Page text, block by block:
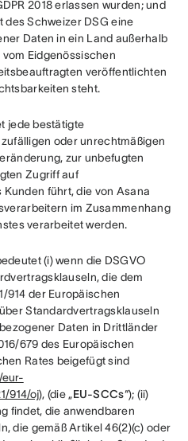
2018 erlassen wurden; und
des Schweizer DSG eine
Daten in ein Land außerhalb
Eidgenössischen
veröffentlichten
steht.
jede bestätigte
oder unrechtmäßigen
zur unbefugten
Zugriff auf
führt, die von Asana
im Zusammenhang
verarbeitet werden.
(i) wenn die DSGVO
die dem
914 der Europäischen
Standardvertragsklauseln
Daten in Drittländer
679 des Europäischen
Rates beigefügt sind
eur-
914/oj), (die „EU-SCCs“); (ii)
findet, die anwendbaren
die gemäß Artikel 46(2)(c) oder